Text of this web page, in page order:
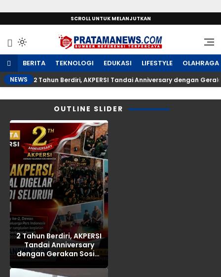
SCROLL UNTUK MELANJUTKAN
PratamaNews.com
Sumber Referensi Terpercaya
BERITA TEKNOLOGI EDUKASI LIFESTYLE OLAHRAGA
NEWS 2 Tahun Berdiri, AKPERSI Tandai Anniversary dengan
OUTLINE SLIDER
2 Tahun Berdiri, AKPERSI
Tandai Anniversary
dengan Gerakan Sosial
Daerah